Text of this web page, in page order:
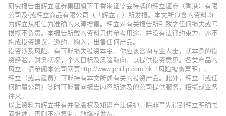
研究报告由辉立证券集团旗下于香港证监会持牌的辉立证券（香港）有限
公司及/或辉立商品有限公司（「辉立」）所发报。本文所包含的资料均
为辉立从相信为准确的来源搜集。辉立对有关报告所引致之任何损失或亏
损概不负责。本报告所载的资料只供参考用途，并没有法律约束力，亦不
构成投资建议，邀约，购入，出售任何产品。
投资涉及风险，有可能损失投资本金。你应该咨询专业人士，就本身的投
资经验，财务状况，个人目标及风险取向，以提供投资意见。各类产品的
风立，请参阅本公司网页http://www.phillip.com.hk「风险披露声明」。
辉立（或其雇员）可能持有本文所述有关的投资产品。此外，辉立（或任
何附属公司）随时可能替向报告内容所述及的公司提供服务，招揽或业务
往来。
以上资料为辉立拥有并受版权及知识产法保护。除非事先得到辉立明确书
面批准，否则不应复制，散播或发布。